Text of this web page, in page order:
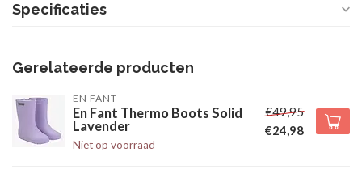
Specificaties
Gerelateerde producten
EN FANT
En Fant Thermo Boots Solid
Lavender
Niet op voorraad
€49,95
€24,98